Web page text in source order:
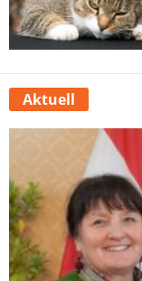
Aktuell